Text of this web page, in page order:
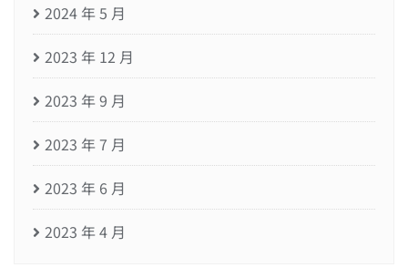
2024 年 5 月
2023 年 12 月
2023 年 9 月
2023 年 7 月
2023 年 6 月
2023 年 4 月